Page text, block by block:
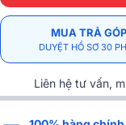
MUA TRẢ GÓP
DUYỆT HỒ SƠ 30
Liên hệ tư vấn,